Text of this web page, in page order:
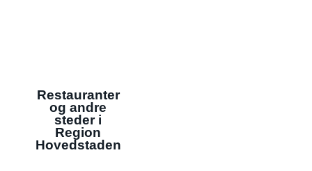
Restauranter
og andre
steder i
Region
Hovedstaden